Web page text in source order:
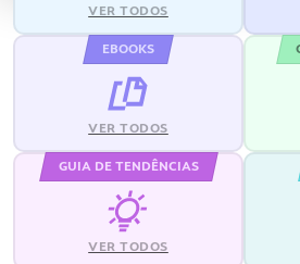
VER TODOS
EBOOKS
VER TODOS
GUIA DE TENDÊNCIAS
VER TODOS